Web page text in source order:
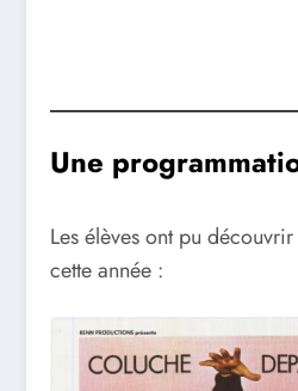
Une
Les élèves ont pu
cette année :